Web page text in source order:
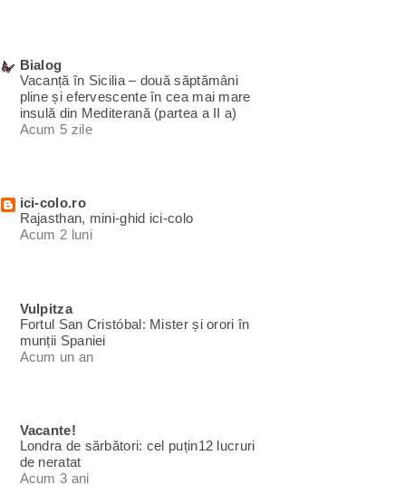
Bialog
Vacanță în Sicilia – două săptămâni
pline și efervescente în cea mai mare
insulă din Mediterană (partea a II a)
Acum 5 zile
ici-colo.ro
Rajasthan, mini-ghid ici-colo
Acum 2 luni
Vulpitza
Fortul San Cristóbal: Mister și orori în
munții Spaniei
Acum un an
Vacante!
Londra de sărbători: cel puțin12 lucruri
de neratat
Acum 3 ani